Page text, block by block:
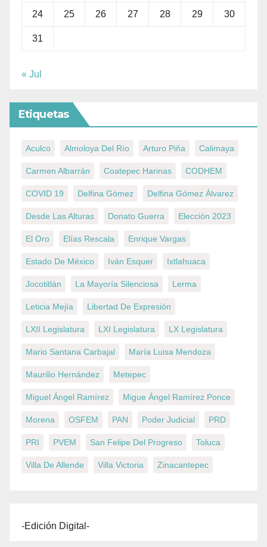
24 25 26 27 28 29 30
31
« Jul
Etiquetas
Aculco Almoloya Del Río Arturo Piña Calimaya
Carmen Albarrán Coatepec Harinas CODHEM
COVID 19 Delfina Gómez Delfina Gómez Álvarez
Desde Las Alturas Donato Guerra Elección 2023
El Oro Elías Rescala Enrique Vargas
Estado De México Iván Esquer Ixtlahuaca
Jocotitlán La Mayoría Silenciosa Lerma
Leticia Mejía Libertad De Expresión
LXII Legislatura LXI Legislatura LX Legislatura
Mario Santana Carbajal María Luisa Mendoza
Maurilio Hernández Metepec
Miguel Ángel Ramírez Migue Ángel Ramírez Ponce
Morena OSFEM PAN Poder Judicial PRD
PRI PVEM San Felipe Del Progreso Toluca
Villa De Allende Villa Victoria Zinacantepec
-Edición Digital-